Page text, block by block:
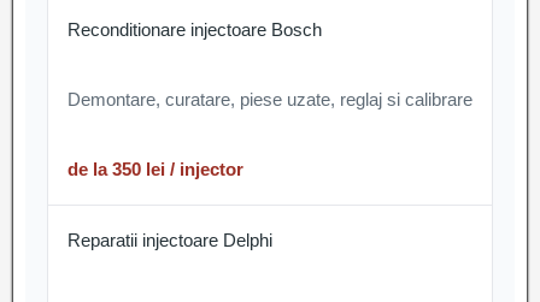
Reconditionare injectoare Bosch
Demontare, curatare, piese uzate, reglaj si calibrare
de la 350 lei / injector
Reparatii injectoare Delphi